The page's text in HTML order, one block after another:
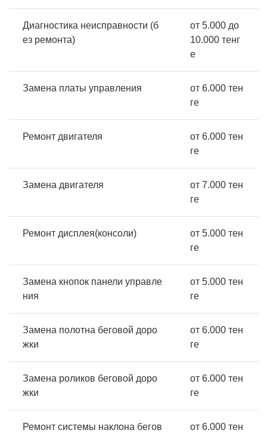
Диагностика неисправности (б
ез ремонта)
от 5.000 до
10.000 тенг
е
Замена платы управления
от 6.000 тен
ге
Ремонт двигателя
от 6.000 тен
ге
Замена двигателя
от 7.000 тен
ге
Ремонт дисплея(консоли)
от 5.000 тен
ге
Замена кнопок панели управле
ния
от 5.000 тен
ге
Замена полотна беговой доро
жки
от 6.000 тен
ге
Замена роликов беговой доро
жки
от 6.000 тен
ге
Ремонт системы наклона бегов
от 6.000 тен